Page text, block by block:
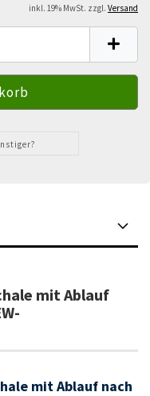
inkl. 19% MwSt. zzgl. Versand
mit Ablauf
mit Ablauf nach